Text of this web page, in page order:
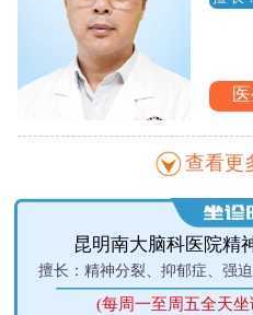
查看更
昆明医科大学第
擅长：脑瘫、三叉神经痛、
(周一.周二下午及周三.周四